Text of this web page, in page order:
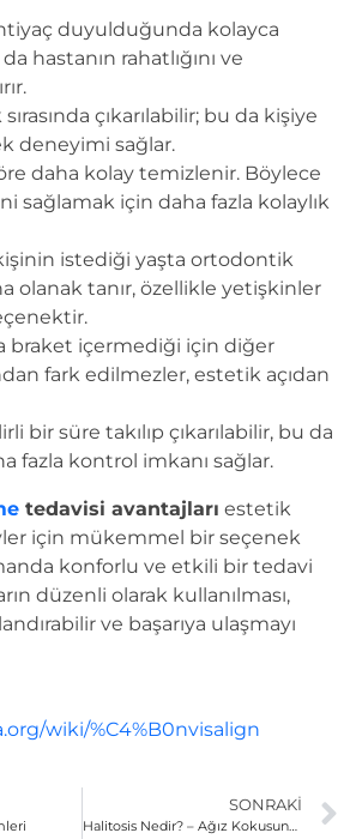
duyulduğunda kolayca
hastanın rahatlığını ve
çıkarılabilir; bu da kişiye
deneyimi sağlar.
daha kolay temizlenir. Böylece
sağlamak için daha fazla kolaylık
istediği yaşta ortodontik
olanak tanır, özellikle yetişkinler
braket içermediği için diğer
fark edilmezler, estetik açıdan
bir süre takılıp çıkarılabilir, bu da
fazla kontrol imkanı sağlar.
tedavisi avantajları estetik
için mükemmel bir seçenek
konforlu ve etkili bir tedavi
düzenli olarak kullanılması,
ve başarıya ulaşmayı
wiki/%C4%B0nvisalign
SONRAKI
Halitosis Nedir? – Ağız Kokusundan Kurtulmanın Yolları